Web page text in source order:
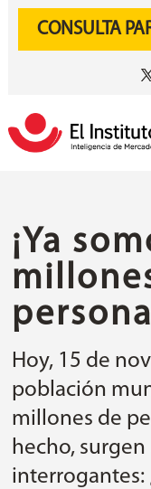
CONSULTA
¡Ya
Hoy, 15 de
población
millones de
hecho,
interrogantes: